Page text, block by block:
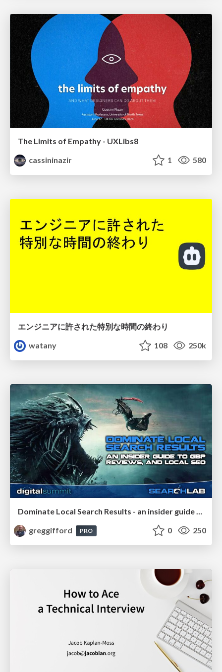
The Limits of Empathy - UXLibs8
cassininazir
1 580
エンジニアに許された特別な時間の終わり
watany
108 250k
Dominate Local Search Results - an insider guide to GBP, reviews, and Local SEO
greggifford
PRO 0 250